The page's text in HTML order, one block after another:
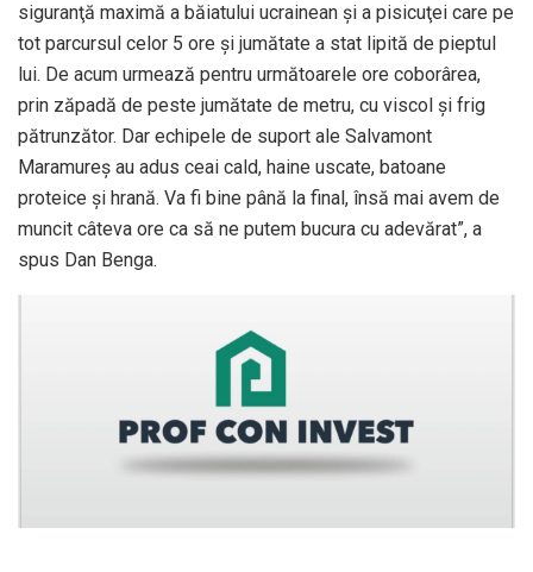
siguranţă maximă a băiatului ucrainean şi a pisicuţei care pe
tot parcursul celor 5 ore şi jumătate a stat lipită de pieptul
lui. De acum urmează pentru următoarele ore coborârea,
prin zăpadă de peste jumătate de metru, cu viscol şi frig
pătrunzător. Dar echipele de suport ale Salvamont
Maramureş au adus ceai cald, haine uscate, batoane
proteice şi hrană. Va fi bine până la final, însă mai avem de
muncit câteva ore ca să ne putem bucura cu adevărat”, a
spus Dan Benga.